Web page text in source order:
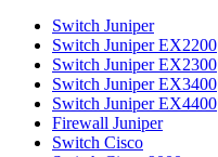
Switch Juniper
Switch Juniper EX2200
Switch Juniper EX2300
Switch Juniper EX3400
Switch Juniper EX4400
Firewall Juniper
Switch Cisco